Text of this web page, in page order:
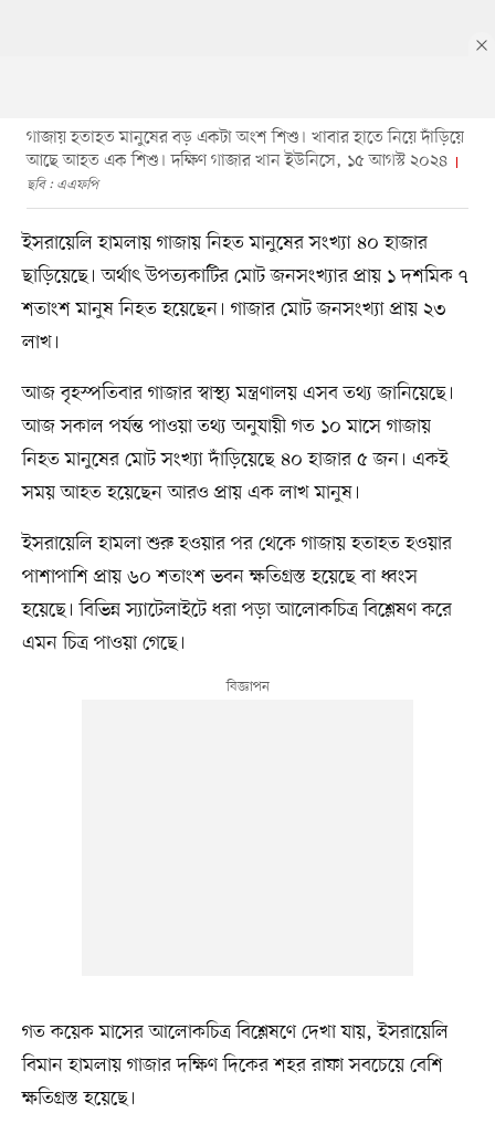
গাজায় হতাহত মানুষের বড় একটা অংশ শিশু। খাবার হাতে নিয়ে দাঁড়িয়ে
আছে আহত এক শিশু। দক্ষিণ গাজার খান ইউনিসে, ১৫ আগস্ট ২০২৪
ছবি : এএফপি
ইসরায়েলি হামলায় গাজায় নিহত মানুষের সংখ্যা ৪০ হাজার
ছাড়িয়েছে। অর্থাৎ উপত্যকাটির মোট জনসংখ্যার প্রায় ১ দশমিক ৭
শতাংশ মানুষ নিহত হয়েছেন। গাজার মোট জনসংখ্যা প্রায় ২৩
লাখ।
আজ বৃহস্পতিবার গাজার স্বাস্থ্য মন্ত্রণালয় এসব তথ্য জানিয়েছে।
আজ সকাল পর্যন্ত পাওয়া তথ্য অনুযায়ী গত ১০ মাসে গাজায়
নিহত মানুষের মোট সংখ্যা দাঁড়িয়েছে ৪০ হাজার ৫ জন। একই
সময় আহত হয়েছেন আরও প্রায় এক লাখ মানুষ।
ইসরায়েলি হামলা শুরু হওয়ার পর থেকে গাজায় হতাহত হওয়ার
পাশাপাশি প্রায় ৬০ শতাংশ ভবন ক্ষতিগ্রস্ত হয়েছে বা ধ্বংস
হয়েছে। বিভিন্ন স্যাটেলাইটে ধরা পড়া আলোকচিত্র বিশ্লেষণ করে
এমন চিত্র পাওয়া গেছে।
গত কয়েক মাসের আলোকচিত্র বিশ্লেষণে দেখা যায়, ইসরায়েলি
বিমান হামলায় গাজার দক্ষিণ দিকের শহর রাফা সবচেয়ে বেশি
ক্ষতিগ্রস্ত হয়েছে।